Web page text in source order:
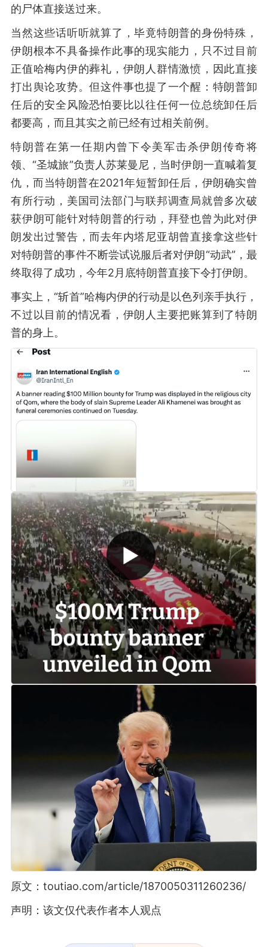
的尸体直接送过来。
当然这些话听听就算了，毕竟特朗普的身份特殊，
伊朗根本不具备操作此事的现实能力，只不过目前
正值哈梅内伊的葬礼，伊朗人群情激愤，因此直接
打出舆论攻势。但这件事也提了一个醒：特朗普卸
任后的安全风险恐怕要比以往任何一位总统卸任后
都要高，而且其实之前已经有过相关前例。
特朗普在第一任期内曾下令美军击杀伊朗传奇将
领、“圣城旅”负责人苏莱曼尼，当时伊朗一直喊着复
仇，而当特朗普在2021年短暂卸任后，伊朗确实曾
有所行动，美国司法部门与联邦调查局就曾多次破
获伊朗可能针对特朗普的行动，拜登也曾为此对伊
朗发出过警告，而去年内塔尼亚胡曾直接拿这些针
对特朗普的事件不断尝试说服后者对伊朗“动武”，最
终取得了成功，今年2月底特朗普直接下令打伊朗。
事实上，“斩首”哈梅内伊的行动是以色列亲手执行，
不过以目前的情况看，伊朗人主要把账算到了特朗
普的身上。
原文：toutiao.com/article/1870050311260236/
声明：该文仅代表作者本人观点